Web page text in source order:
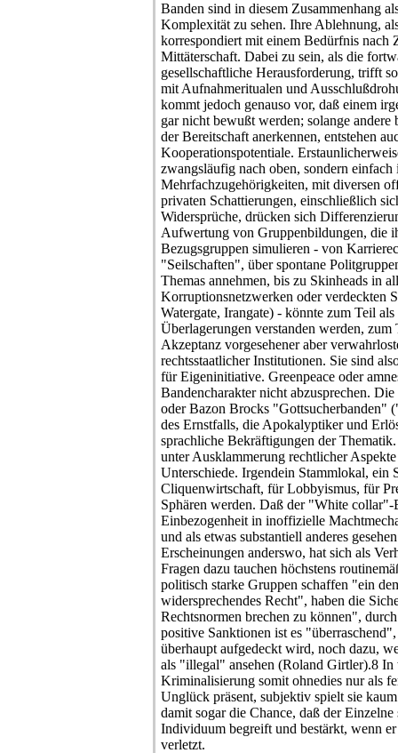
Banden sind in diesem Zusammenhang
Komplexität zu sehen. Ihre Ablehnung,
korrespondiert mit einem Bedürfnis nach
Mittäterschaft. Dabei zu sein, als die
gesellschaftliche Herausforderung, trifft
mit Aufnahmeritualen und
kommt jedoch genauso vor, daß einem
gar nicht bewußt werden; solange andere
der Bereitschaft anerkennen, entstehen
Kooperationspotentiale.
zwangsläufig nach oben, sondern
Mehrfachzugehörigkeiten, mit diversen
privaten Schattierungen, einschließlich
Widersprüche, drücken sich
Aufwertung von Gruppenbildungen, die
Bezugsgruppen simulieren - von
"Seilschaften", über spontane
Themas annehmen, bis zu Skinheads in
Korruptionsnetzwerken oder verdeckten
Watergate, Irangate) - könnte zum Teil
Überlagerungen verstanden werden,
Akzeptanz vorgesehener aber
rechtsstaatlicher Institutionen. Sie sind
für Eigeninitiative. Greenpeace oder
Bandencharakter nicht abzusprechen.
oder Bazon Brocks "Gottsucherbanden"
des Ernstfalls, die Apokalyptiker und
sprachliche Bekräftigungen der
unter Ausklammerung rechtlicher
Unterschiede. Irgendein Stammlokal, ein
Cliquenwirtschaft, für Lobbyismus, für
Sphären werden. Daß der "White collar"-
Einbezogenheit in inoffizielle
und als etwas substantiell anderes
Erscheinungen anderswo, hat sich als
Fragen dazu tauchen höchstens
politisch starke Gruppen schaffen "ein
widersprechendes Recht", haben die
Rechtsnormen brechen zu können",
positive Sanktionen ist es
überhaupt aufgedeckt wird, noch dazu,
als "illegal" ansehen (Roland Girtler).8 In
Kriminalisierung somit ohnedies nur als
Unglück präsent, subjektiv spielt sie
damit sogar die Chance, daß der
Individuum begreift und bestärkt, wenn
verletzt.